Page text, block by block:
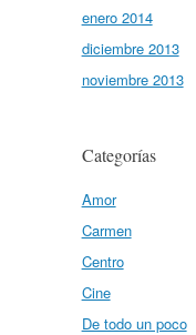
enero 2014
diciembre 2013
noviembre 2013
Categorías
Amor
Carmen
Centro
Cine
De todo un poco